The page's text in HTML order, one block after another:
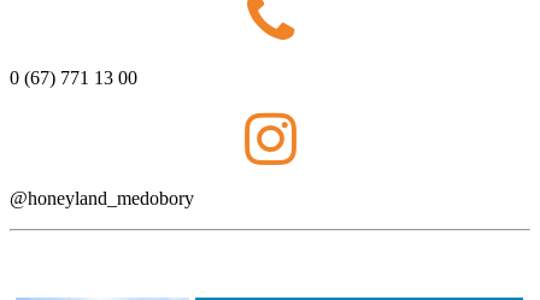
0 (67) 771 13 00
@honeyland_medobory